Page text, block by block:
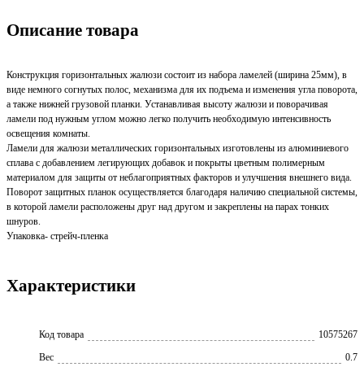
Описание товара
Конструкция горизонтальных жалюзи состоит из набора ламелей (ширина 25мм), в
виде немного согнутых полос, механизма для их подъема и изменения угла поворота,
а также нижней грузовой планки. Устанавливая высоту жалюзи и поворачивая
ламели под нужным углом можно легко получить необходимую интенсивность
освещения комнаты.
Ламели для жалюзи металлических горизонтальных изготовлены из алюминиевого
сплава с добавлением легирующих добавок и покрыты цветным полимерным
материалом для защиты от неблагоприятных факторов и улучшения внешнего вида.
Поворот защитных планок осуществляется благодаря наличию специальной системы,
в которой ламели расположены друг над другом и закреплены на парах тонких
шнуров.
Упаковка- стрейч-пленка
Характеристики
Код товара
10575267
Вес
0.7